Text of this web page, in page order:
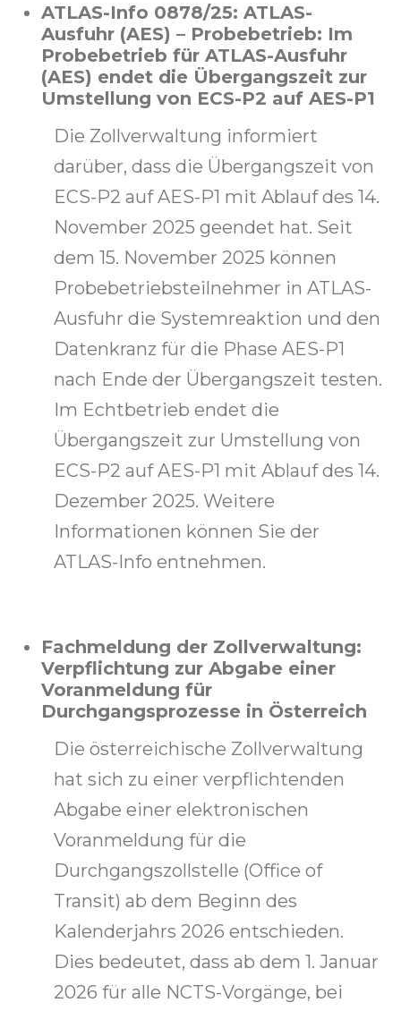
ATLAS-Info 0878/25: ATLAS-
Ausfuhr (AES) – Probebetrieb: Im
Probebetrieb für ATLAS-Ausfuhr
(AES) endet die Übergangszeit zur
Umstellung von ECS-P2 auf AES-P1
Die Zollverwaltung informiert
darüber, dass die Übergangszeit von
ECS-P2 auf AES-P1 mit Ablauf des 14.
November 2025 geendet hat. Seit
dem 15. November 2025 können
Probebetriebsteilnehmer in ATLAS-
Ausfuhr die Systemreaktion und den
Datenkranz für die Phase AES-P1
nach Ende der Übergangszeit testen.
Im Echtbetrieb endet die
Übergangszeit zur Umstellung von
ECS-P2 auf AES-P1 mit Ablauf des 14.
Dezember 2025. Weitere
Informationen können Sie der
ATLAS-Info entnehmen.
Fachmeldung der Zollverwaltung:
Verpflichtung zur Abgabe einer
Voranmeldung für
Durchgangsprozesse in Österreich
Die österreichische Zollverwaltung
hat sich zu einer verpflichtenden
Abgabe einer elektronischen
Voranmeldung für die
Durchgangszollstelle (Office of
Transit) ab dem Beginn des
Kalenderjahrs 2026 entschieden.
Dies bedeutet, dass ab dem 1. Januar
2026 für alle NCTS-Vorgänge, bei